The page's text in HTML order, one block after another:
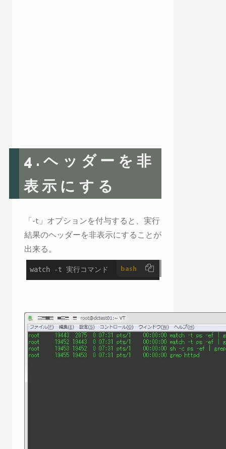
4.ヘッダーを非
表示にする
「-t」オプションを付与すると、実行
結果のヘッダーを非表示にすることが
出来る。
bash
watch -t 実行コマンド